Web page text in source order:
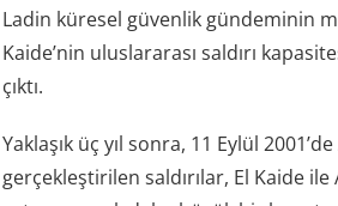
Ladin küresel güvenlik gündeminin
Kaide’nin uluslararası saldırı
çıktı.
Yaklaşık üç yıl sonra, 11 Eylül 2001’de
gerçekleştirilen saldırılar, El Kaide ile